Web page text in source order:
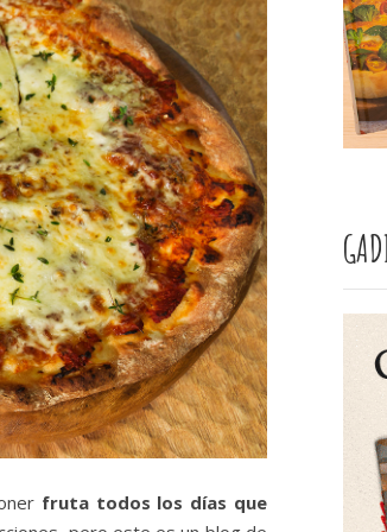
fruta todos los días que